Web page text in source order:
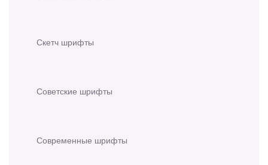
Скетч шрифты
Советские шрифты
Современные шрифты